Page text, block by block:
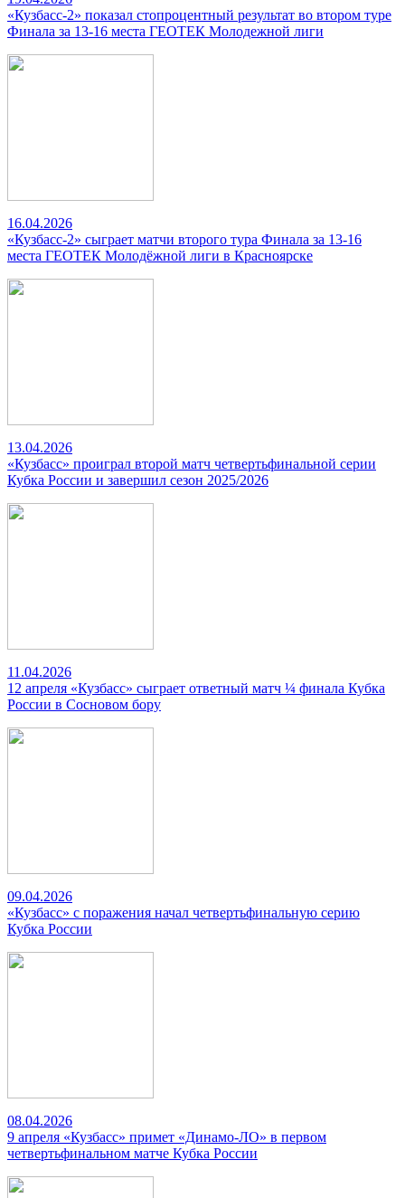
«Кузбасс-2» показал стопроцентный результат во втором туре
Финала за 13-16 места ГЕОТЕК Молодежной лиги
16.04.2026
«Кузбасс-2» сыграет матчи второго тура Финала за 13-16
места ГЕОТЕК Молодёжной лиги в Красноярске
13.04.2026
«Кузбасс» проиграл второй матч четвертьфинальной серии
Кубка России и завершил сезон 2025/2026
11.04.2026
12 апреля «Кузбасс» сыграет ответный матч ¼ финала Кубка
России в Сосновом бору
09.04.2026
«Кузбасс» с поражения начал четвертьфинальную серию
Кубка России
08.04.2026
9 апреля «Кузбасс» примет «Динамо-ЛО» в первом
четвертьфинальном матче Кубка России